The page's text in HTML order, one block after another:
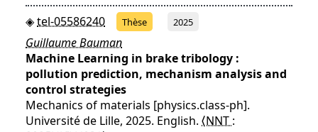
tel-05586240
Thèse 2025
Guillaume Bauman
Machine Learning in brake tribology :
pollution prediction, mechanism analysis and
control strategies
Mechanics of materials [physics.class-ph].
Université de Lille, 2025. English. ⟨NNT :